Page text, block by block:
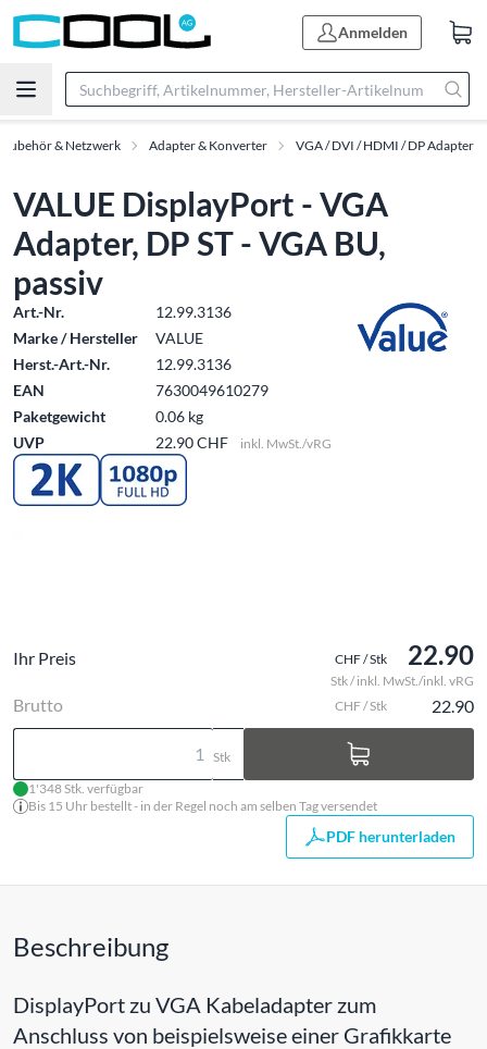
Anmelden
Zubehör & Netzwerk Adapter & Konverter VGA / DVI / HDMI / DP Adapter
VALUE DisplayPort - VGA
Adapter, DP ST - VGA BU,
passiv
Art.-Nr.
12.99.3136
Marke / Hersteller
VALUE
Herst.-Art.-Nr.
12.99.3136
EAN
7630049610279
Paketgewicht
0.06 kg
UVP
22.90 CHF inkl. MwSt./vRG
Ihr Preis CHF / Stk 22.90
Stk / inkl. MwSt./inkl. vRG
Brutto CHF / Stk 22.90
Stk
1'348 Stk. verfügbar
Bis 15 Uhr bestellt - in der Regel noch am selben Tag versendet
PDF herunterladen
Beschreibung
DisplayPort zu VGA Kabeladapter zum
Anschluss von beispielsweise einer Grafikkarte